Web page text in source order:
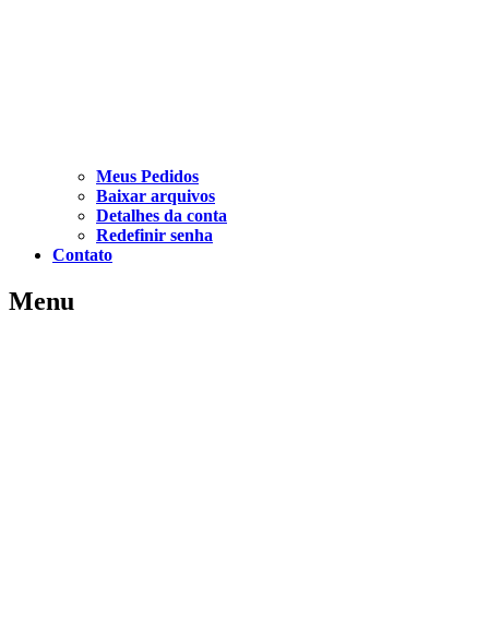
Meus Pedidos
Baixar arquivos
Detalhes da conta
Redefinir senha
Contato
Menu